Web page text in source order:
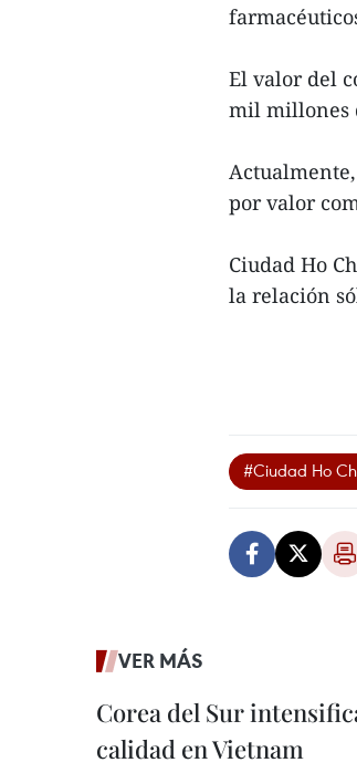
El valor del
mil millones
por valor
Ciudad Ho
la relación
#Ciudad Ho
VER MÁS
Corea del Sur
calidad en Vietnam